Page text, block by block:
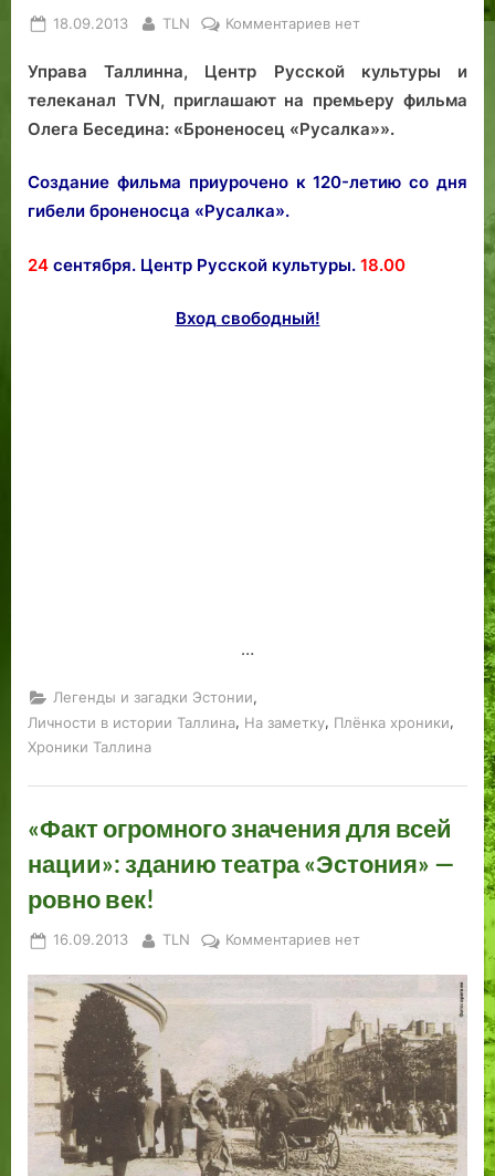
Posted
18.09.2013 By
TLN Комментариевк
Фильм
Олега
нет
Управа Таллинна, Центр Русской культуры и
телеканал TVN, приглашают на премьеру фильма
Олега Беседина: «Броненосец «Русалка»».
Создание фильма приурочено к 120-летию со дня
гибели броненосца «Русалка».
24 сентября. Центр Русской культуры. 18.00
Вход свободный!
…
Легенды и загадки Эстонии,
Личности в истории Таллина, На заметку, Плёнка хроники,
Хроники Таллина
«Факт огромного значения для всей
нации»: зданию театра «Эстония» —
ровно век!
Posted
16.09.2013 By
TLN Комментариевк
«Факт
огромного
значения
для
всей
нации»:
зданию
театра
нет